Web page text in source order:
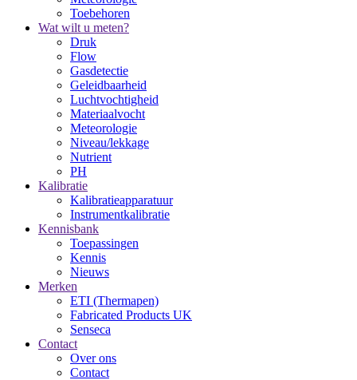
Toebehoren
Wat wilt u meten?
Druk
Flow
Gasdetectie
Geleidbaarheid
Luchtvochtigheid
Materiaalvocht
Meteorologie
Niveau/lekkage
Nutrient
PH
Kalibratie
Kalibratieapparatuur
Instrumentkalibratie
Kennisbank
Toepassingen
Kennis
Nieuws
Merken
ETI (Thermapen)
Fabricated Products UK
Senseca
Contact
Over ons
Contact